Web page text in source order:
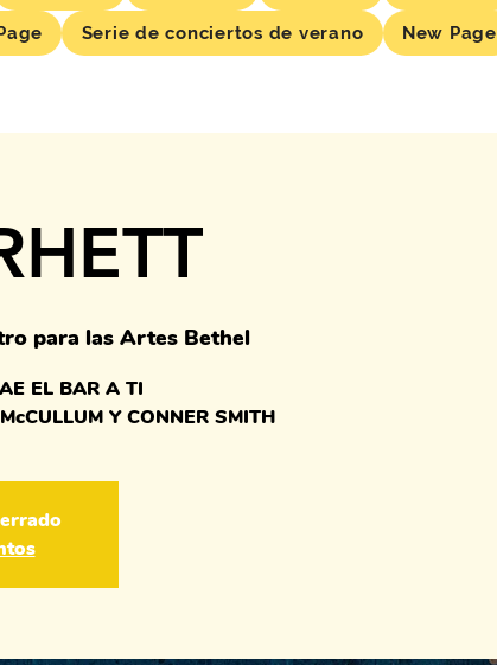
Serie de conciertos de verano New Page
para las Artes Bethel
EL BAR A TI
Y CONNER SMITH